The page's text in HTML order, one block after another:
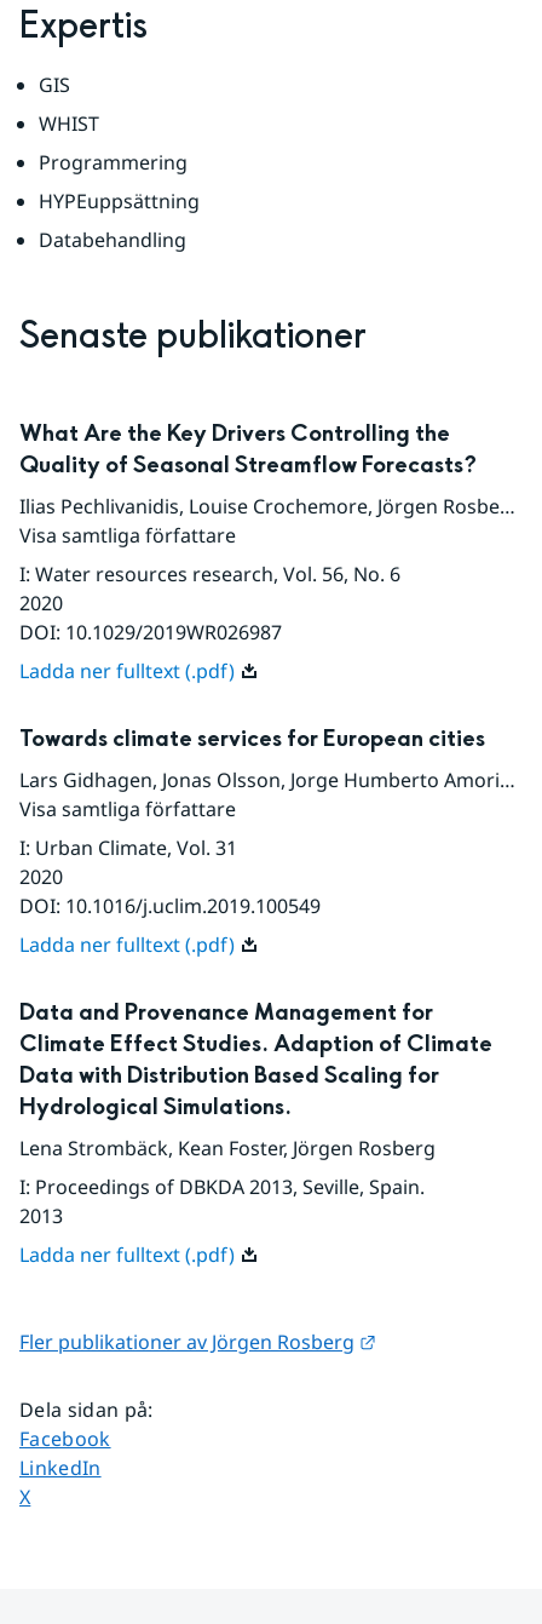
Expertis
GIS
WHIST
Programmering
HYPEuppsättning
Databehandling
Senaste publikationer
What Are the Key Drivers Controlling the
Quality of Seasonal Streamflow Forecasts?
Ilias Pechlivanidis, Louise Crochemore, Jörgen Rosberg
Visa samtliga författare
I: Water resources research, Vol. 56, No. 6
2020
DOI: 10.1029/2019WR026987
Ladda ner fulltext (.pdf)
Towards climate services for European cities
Lars Gidhagen, Jonas Olsson, Jorge Humberto Amorim
Visa samtliga författare
I: Urban Climate, Vol. 31
2020
DOI: 10.1016/j.uclim.2019.100549
Ladda ner fulltext (.pdf)
Data and Provenance Management for
Climate Effect Studies. Adaption of Climate
Data with Distribution Based Scaling for
Hydrological Simulations.
Lena Strombäck, Kean Foster, Jörgen Rosberg
I: Proceedings of DBKDA 2013, Seville, Spain.
2013
Ladda ner fulltext (.pdf)
Fler publikationer av Jörgen Rosberg
Dela sidan på:
Dela sidan på
Facebook
Dela sidan på
LinkedIn
Dela sidan på
X